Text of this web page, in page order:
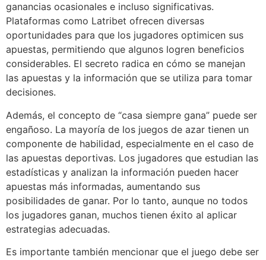
ganancias ocasionales e incluso significativas.
Plataformas como Latribet ofrecen diversas
oportunidades para que los jugadores optimicen sus
apuestas, permitiendo que algunos logren beneficios
considerables. El secreto radica en cómo se manejan
las apuestas y la información que se utiliza para tomar
decisiones.
Además, el concepto de “casa siempre gana” puede ser
engañoso. La mayoría de los juegos de azar tienen un
componente de habilidad, especialmente en el caso de
las apuestas deportivas. Los jugadores que estudian las
estadísticas y analizan la información pueden hacer
apuestas más informadas, aumentando sus
posibilidades de ganar. Por lo tanto, aunque no todos
los jugadores ganan, muchos tienen éxito al aplicar
estrategias adecuadas.
Es importante también mencionar que el juego debe ser